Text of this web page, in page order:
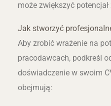
może zwiększyć
Jak stworzyć
Aby zrobić wrażenie na
pracodawcach, podkreśl
doświadczenie w swoim
obejmują: